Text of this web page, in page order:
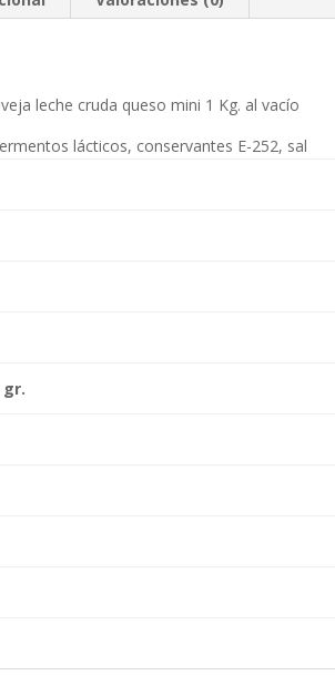
cantidad
leche cruda queso mini 1 Kg. al vacío
lácticos, conservantes E-252, sal